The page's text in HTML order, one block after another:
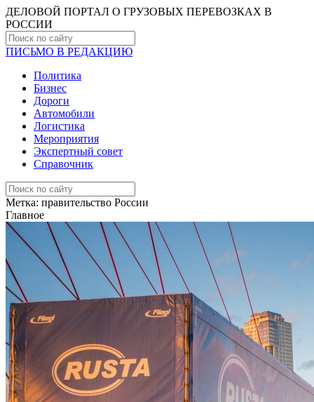
ДЕЛОВОЙ ПОРТАЛ О ГРУЗОВЫХ ПЕРЕВОЗКАХ В
РОCСИИ
ПИСЬМО В РЕДАКЦИЮ
Политика
Бизнес
Дороги
Автомобили
Логистика
Мероприятия
Экспертный совет
Справочник
Метка: правительство России
Главное